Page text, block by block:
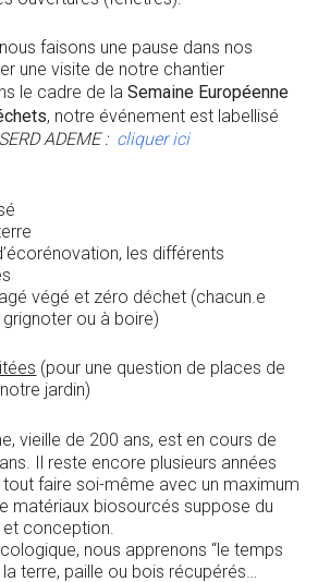
faisons une pause dans nos
une visite de notre chantier
le cadre de laSemaine Européenne
, notre événement est labellisé
ADEME : cliquer ici
les différents
végé et zéro déchet (chacun.e
ou à boire)
(pour une question de places de
jardin)
vieille de 200 ans, est en cours de
Il reste encore plusieurs années
faire soi-même avec un maximum
matériaux biosourcés suppose du
conception.
nous apprenons “le temps
terre, paille ou bois récupérés…